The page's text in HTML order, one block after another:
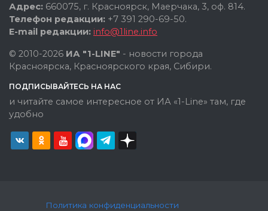
Адрес: 660075, г. Красноярск, Маерчака, 3, оф. 814.
Телефон редакции: +7 391 290-69-50.
E-mail редакции: info@1line.info
© 2010-2026 ИА "1-LINE" - новости города
Красноярска, Красноярского края, Сибири.
ПОДПИСЫВАЙТЕСЬ НА НАС
и читайте самое интересное от ИА «1-Line» там, где
удобно
Политика конфиденциальности